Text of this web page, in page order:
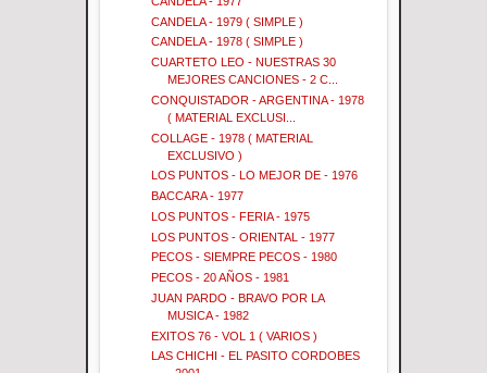
CANDELA - 1979 ( SIMPLE )
CANDELA - 1978 ( SIMPLE )
CUARTETO LEO - NUESTRAS 30
MEJORES CANCIONES - 2 C...
CONQUISTADOR - ARGENTINA - 1978
( MATERIAL EXCLUSI...
COLLAGE - 1978 ( MATERIAL
EXCLUSIVO )
LOS PUNTOS - LO MEJOR DE - 1976
BACCARA - 1977
LOS PUNTOS - FERIA - 1975
LOS PUNTOS - ORIENTAL - 1977
PECOS - SIEMPRE PECOS - 1980
PECOS - 20 AÑOS - 1981
JUAN PARDO - BRAVO POR LA
MUSICA - 1982
EXITOS 76 - VOL 1 ( VARIOS )
LAS CHICHI - EL PASITO CORDOBES